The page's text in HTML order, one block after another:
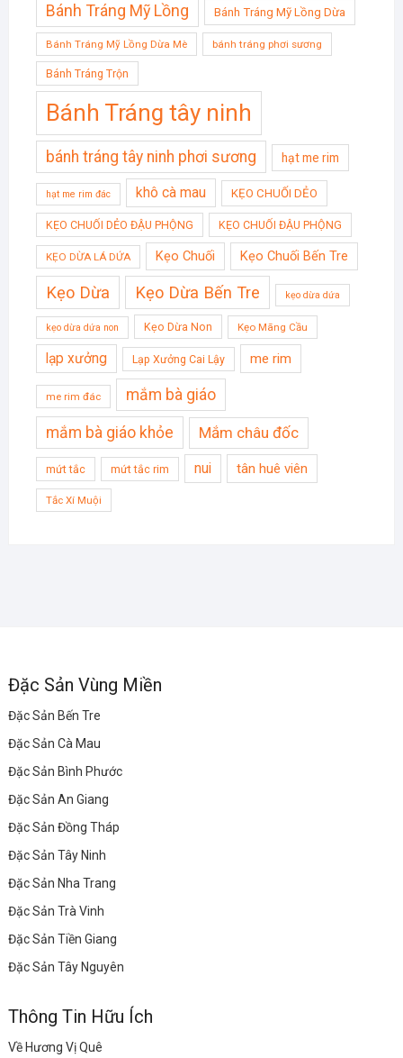
Bánh Tráng Mỹ Lồng Bánh Tráng Mỹ Lồng Dừa
Bánh Tráng Mỹ Lồng Dừa Mè bánh tráng phơi sương
Bánh Tráng Trộn
Bánh Tráng tây ninh
bánh tráng tây ninh phơi sương hạt me rim
hạt me rim đác khô cà mau KẸO CHUỐI DẺO
KẸO CHUỐI DẺO ĐẬU PHỘNG KẸO CHUỐI ĐẬU PHỘNG
KẸO DỪA LÁ DỨA Kẹo Chuối Kẹo Chuối Bến Tre
Kẹo Dừa Kẹo Dừa Bến Tre kẹo dừa dứa
kẹo dừa dứa non Kẹo Dừa Non Kẹo Mãng Cầu
lạp xưởng Lạp Xưởng Cai Lậy me rim
me rim đác mắm bà giáo
mắm bà giáo khỏe Mắm châu đốc
mứt tắc mứt tắc rim nui tân huê viên
Tắc Xí Muội
Đặc Sản Vùng Miền
Đặc Sản Bến Tre
Đặc Sản Cà Mau
Đặc Sản Bình Phước
Đặc Sản An Giang
Đặc Sản Đồng Tháp
Đặc Sản Tây Ninh
Đặc Sản Nha Trang
Đặc Sản Trà Vinh
Đặc Sản Tiền Giang
Đặc Sản Tây Nguyên
Thông Tin Hữu Ích
Về Hương Vị Quê